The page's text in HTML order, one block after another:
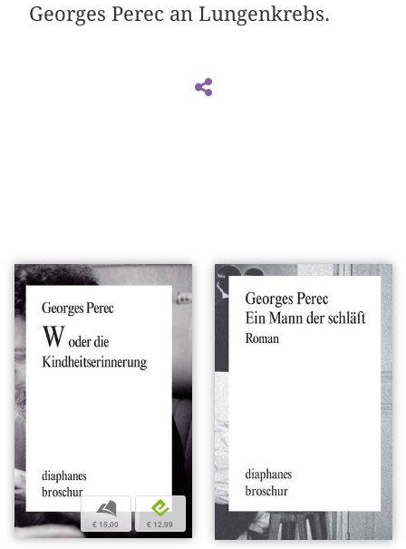
Georges Perec an Lungenkrebs.
b
€ 15,00
e
€ 12,99